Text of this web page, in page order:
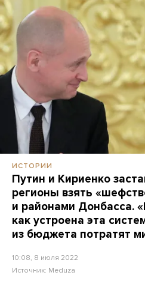
ИСТОРИИ
Путин и Кириенко
регионы взять
и районами Донбасса.
как устроена эта
из бюджета потратят
10:08, 8 июля 2022
Источник: Meduza